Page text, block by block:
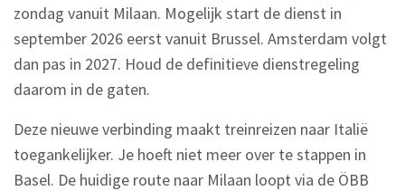
zondag vanuit Milaan. Mogelijk start de dienst in
september 2026 eerst vanuit Brussel. Amsterdam volgt
dan pas in 2027. Houd de definitieve dienstregeling
daarom in de gaten.
Deze nieuwe verbinding maakt treinreizen naar Italië
toegankelijker. Je hoeft niet meer over te stappen in
Basel. De huidige route naar Milaan loopt via de ÖBB